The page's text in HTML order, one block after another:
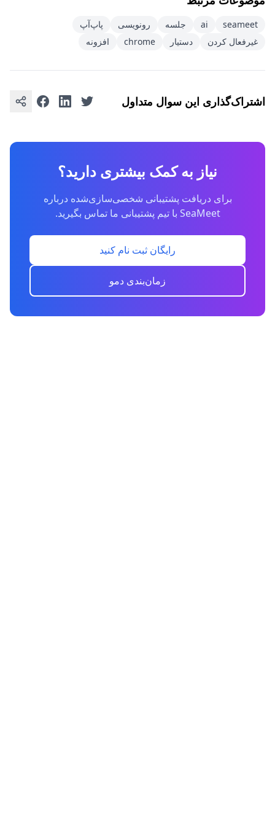
seameet
ai جلسه رونویسی
پاپ‌آپ
غیرفعال کردن
دستیار chrome افزونه
اشتراک‌گذاری این سوال متداول
نیاز به کمک بیشتری دارید؟
برای دریافت پشتیبانی شخصی‌سازی‌شده درباره
SeaMeet با تیم پشتیبانی ما تماس بگیرید.
رایگان ثبت نام کنید
زمان‌بندی دمو